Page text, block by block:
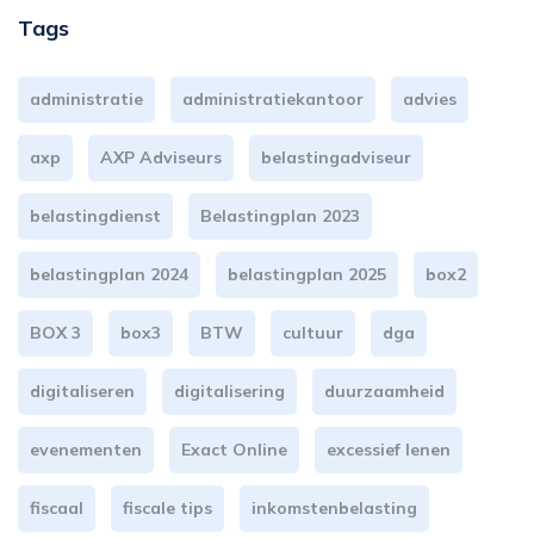
Tags
administratie administratiekantoor advies
axp AXP Adviseurs belastingadviseur
belastingdienst Belastingplan 2023
belastingplan 2024 belastingplan 2025 box2
BOX 3 box3 BTW cultuur dga
digitaliseren digitalisering duurzaamheid
evenementen Exact Online excessief lenen
fiscaal fiscale tips inkomstenbelasting